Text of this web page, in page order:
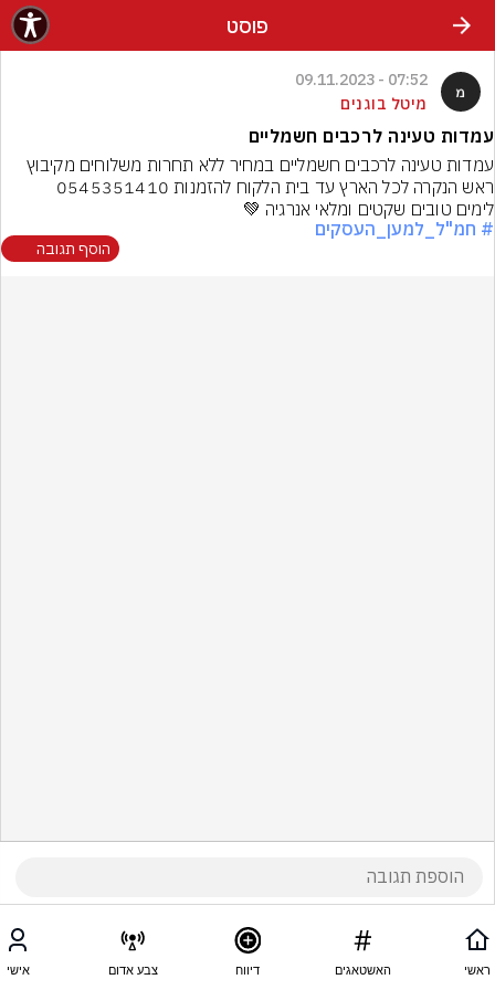
פוסט
07:52 - 09.11.2023
מיטל בוגנים
עמדות טעינה לרכבים חשמליים
לימים טובים שקטים ומלאי אנרגיה 💚
# חמ"ל_למען_העסקים
הוסף תגובה
ראשי האשטאגים דיווח צבע אדום אישי